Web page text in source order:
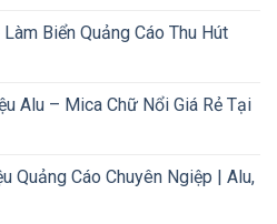
Biển Quảng Cáo Thu Hút
Alu – Mica Chữ Nổi Giá Rẻ Tại
Quảng Cáo Chuyên Ngiệp | Alu,